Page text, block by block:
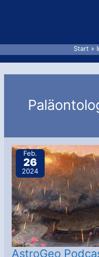
Start
Feb.
26
2024
AstroGeo